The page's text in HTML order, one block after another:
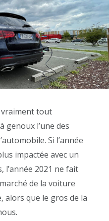
vraiment tout
genoux l’une des
Si l’année
impactée avec un
l’année 2021 ne fait
de la voiture
alors que le gros de la